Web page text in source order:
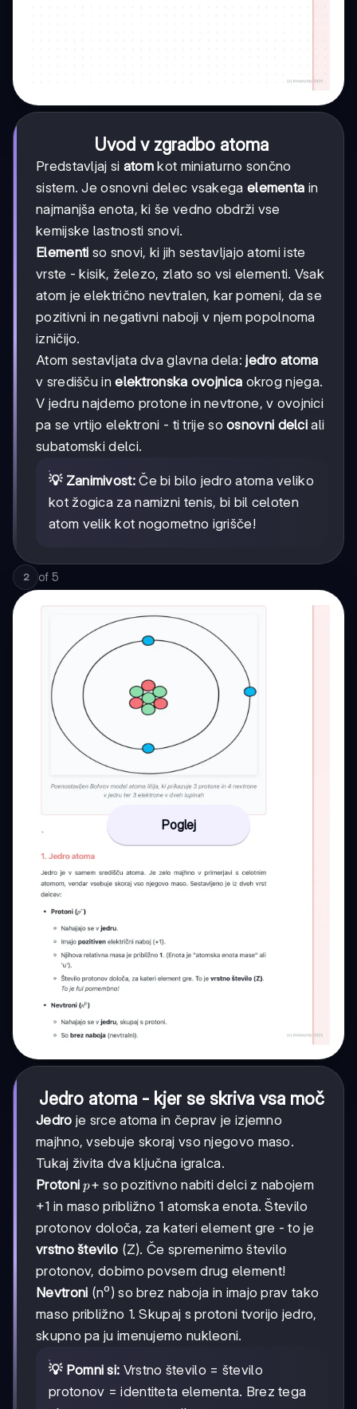
Uvod v zgradbo atoma
Predstavljaj si atom kot miniaturno sončno
sistem. Je osnovni delec vsakega elementa in
najmanjša enota, ki še vedno obdrži vse
kemijske lastnosti snovi.
Elementi so snovi, ki jih sestavljajo atomi iste
vrste - kisik, železo, zlato so vsi elementi. Vsak
atom je električno nevtralen, kar pomeni, da se
pozitivni in negativni naboji v njem popolnoma
izničijo.
Atom sestavljata dva glavna dela:jedro atoma
v središču inelektronska ovojnica okrog njega.
V jedru najdemo protone in nevtrone, v ovojnici
pa se vrtijo elektroni - ti trije soosnovni delci ali
subatomski delci.
💡 Zanimivost:Če bi bilo jedro atoma veliko
kot žogica za namizni tenis, bi bil celoten
atom velik kot nogometno igrišče!
2 of 5
Poglej
Jedro atoma - kjer se skriva vsa moč
Jedro je srce atoma in čeprav je izjemno
majhno, vsebuje skoraj vso njegovo maso.
Tukaj živita dva ključna igralca.
Protoni p+
p+ so pozitivno nabiti delci z nabojem
+1 in maso približno 1 atomska enota. Število
protonov določa, za kateri element gre - to je
vrstno število (Z). Če spremenimo število
protonov, dobimo povsem drug element!
Nevtroni (n⁰) so brez naboja in imajo prav tako
maso približno 1. Skupaj s protoni tvorijo jedro,
skupno pa ju imenujemo nukleoni.
💡 Pomni si: Vrstno število = število
protonov = identiteta elementa. Brez tega